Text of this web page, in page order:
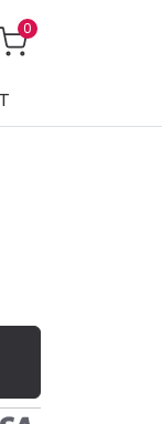
0